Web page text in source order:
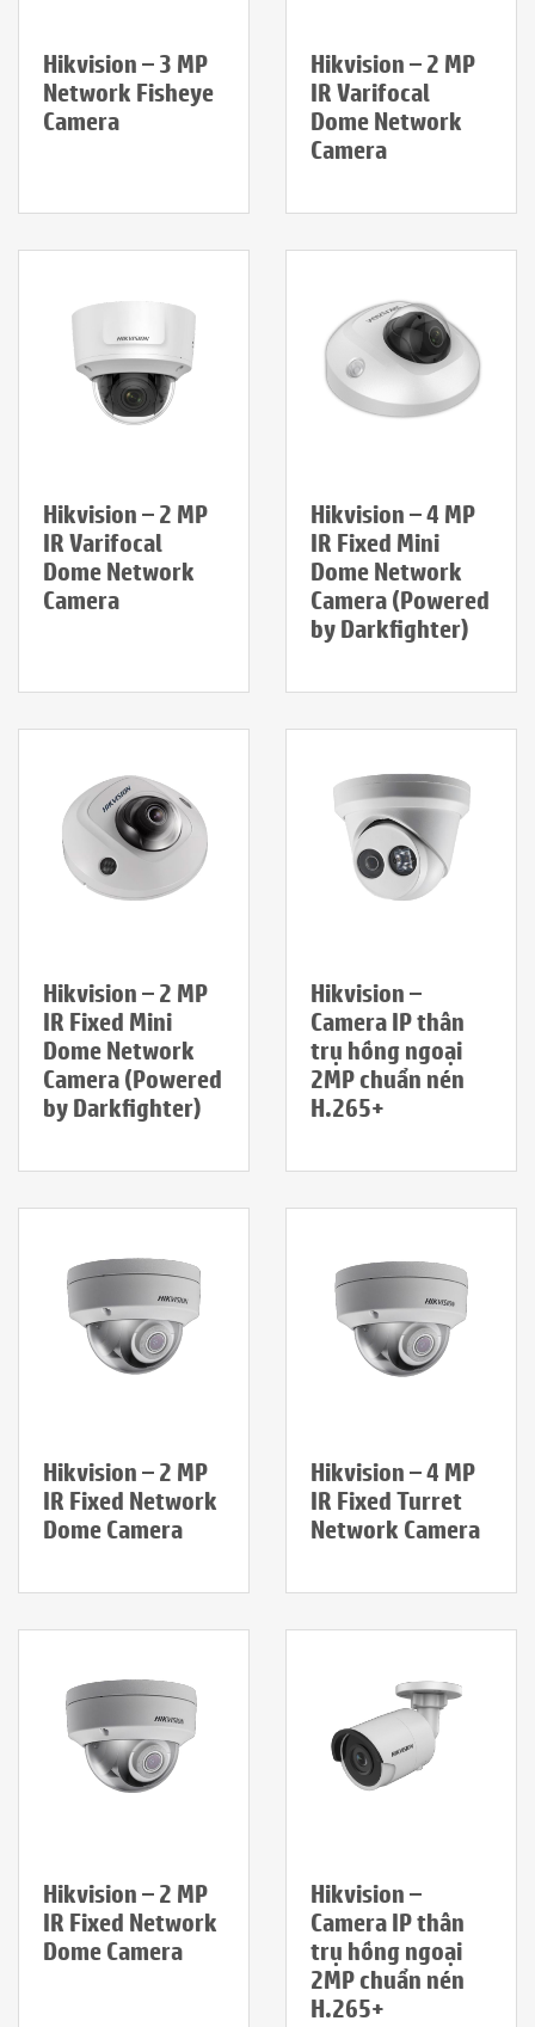
Hikvision – 3 MP
Network Fisheye
Camera
Hikvision – 2 MP
IR Varifocal
Dome Network
Camera
Hikvision – 2 MP
IR Varifocal
Dome Network
Camera
Hikvision – 4 MP
IR Fixed Mini
Dome Network
Camera (Powered
by Darkfighter)
Hikvision – 2 MP
IR Fixed Mini
Dome Network
Camera (Powered
by Darkfighter)
Hikvision –
Camera IP thân
trụ hồng ngoại
2MP chuẩn nén
H.265+
Hikvision – 2 MP
IR Fixed Network
Dome Camera
Hikvision – 4 MP
IR Fixed Turret
Network Camera
Hikvision – 2 MP
IR Fixed Network
Dome Camera
Hikvision –
Camera IP thân
trụ hồng ngoại
2MP chuẩn nén
H.265+